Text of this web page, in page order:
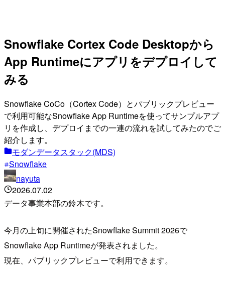
Snowflake Cortex Code Desktopから
App Runtimeにアプリをデプロイして
みる
Snowflake CoCo（Cortex Code）とパブリックプレビュー
で利用可能なSnowflake App Runtimeを使ってサンプルアプ
リを作成し、デプロイまでの一連の流れを試してみたのでご
紹介します。
モダンデータスタック(MDS)
Snowflake
nayuta
2026.07.02
データ事業本部の鈴木です。
今月の上旬に開催されたSnowflake Summit 2026で
Snowflake App Runtimeが発表されました。
現在、パブリックプレビューで利用できます。